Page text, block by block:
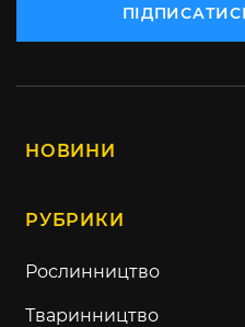
НОВИНИ
РУБРИКИ
Рослинництво
Тваринництво